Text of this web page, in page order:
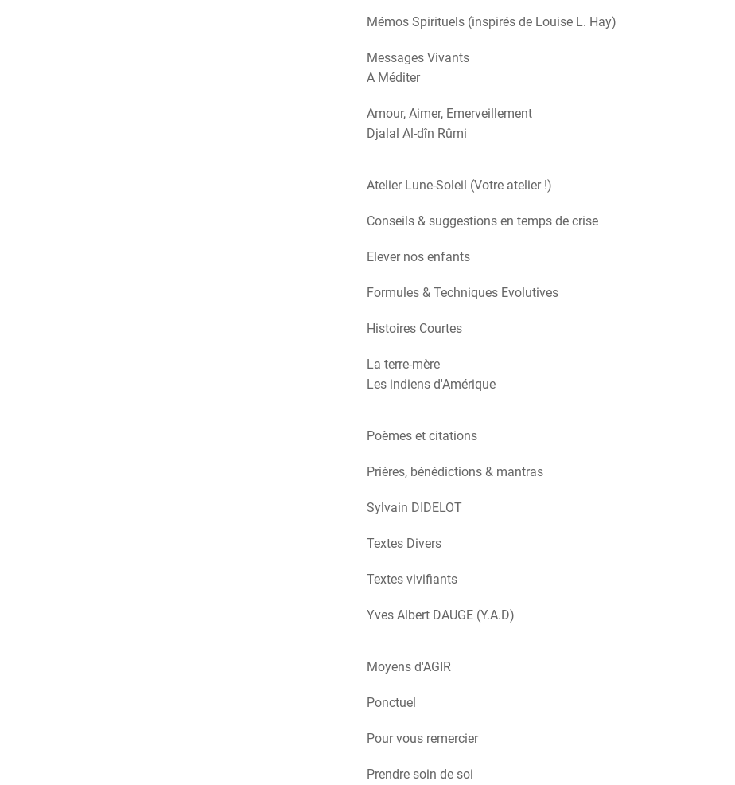
Mémos Spirituels (inspirés de Louise L. Hay)
Messages Vivants
A Méditer
Amour, Aimer, Emerveillement
Djalal Al-dîn Rûmi
Atelier Lune-Soleil (Votre atelier !)
Conseils & suggestions en temps de crise
Elever nos enfants
Formules & Techniques Evolutives
Histoires Courtes
La terre-mère
Les indiens d'Amérique
Poèmes et citations
Prières, bénédictions & mantras
Sylvain DIDELOT
Textes Divers
Textes vivifiants
Yves Albert DAUGE (Y.A.D)
Moyens d'AGIR
Ponctuel
Pour vous remercier
Prendre soin de soi